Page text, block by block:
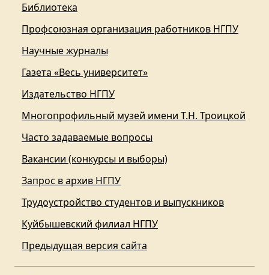
Библиотека
Профсоюзная организация работников НГПУ
Научные журналы
Газета «Весь университет»
Издательство НГПУ
Многопрофильный музей имени Т.Н. Троицкой
Часто задаваемые вопросы
Вакансии (конкурсы и выборы)
Запрос в архив НГПУ
Трудоустройство студентов и выпускников
Куйбышевский филиал НГПУ
Предыдущая версия сайта